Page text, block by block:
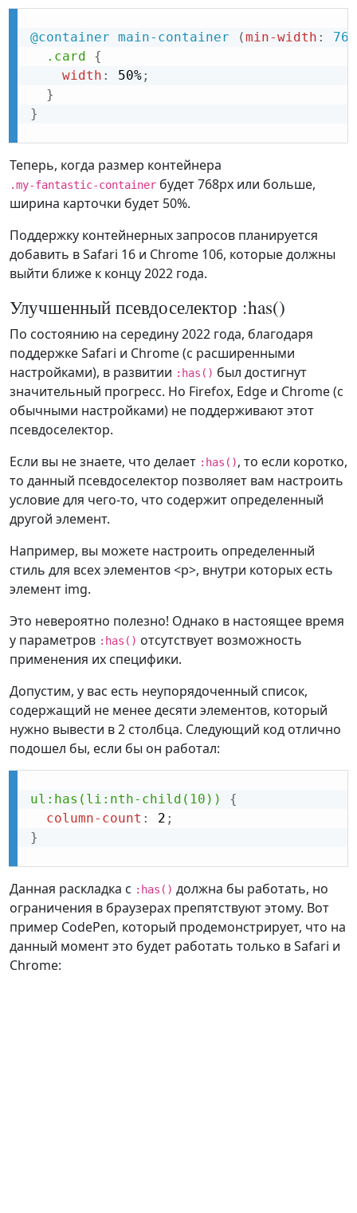
@container main-container (min-width :
.card
{
width : 50%;
}
}
Теперь, когда размер контейнера
.my-fantastic-container будет 768px или больше,
ширина карточки будет 50%.
Поддержку контейнерных запросов планируется
добавить в Safari 16 и Chrome 106, которые должны
выйти ближе к концу 2022 года.
Улучшенный псевдоселектор :has()
По состоянию на середину 2022 года, благодаря
поддержке Safari и Chrome (с расширенными
настройками), в развитии :has() был достигнут
значительный прогресс. Но Firefox, Edge и Chrome (с
обычными настройками) не поддерживают этот
псевдоселектор.
Если вы не знаете, что делает :has(), то если коротко,
то данный псевдоселектор позволяет вам настроить
условие для чего-то, что содержит определенный
другой элемент.
Например, вы можете настроить определенный
стиль для всех элементов <p>, внутри которых есть
элемент img.
Это невероятно полезно! Однако в настоящее время
у параметров :has() отсутствует возможность
применения их специфики.
Допустим, у вас есть неупорядоченный список,
содержащий не менее десяти элементов, который
нужно вывести в 2 столбца. Следующий код отлично
подошел бы, если бы он работал:
ul:has(li:nth-child(10))
{
column-count : 2 ;
}
Данная раскладка с :has() должна бы работать, но
ограничения в браузерах препятствуют этому. Вот
пример CodePen, который продемонстрирует, что на
данный момент это будет работать только в Safari и
Chrome: